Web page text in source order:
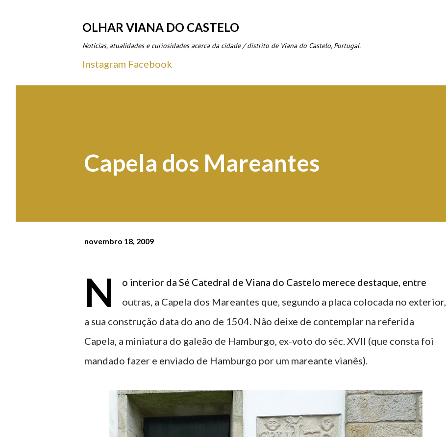
OLHAR VIANA DO CASTELO
Notícias, atualidades e curiosidades acerca da cidade / distrito de Viana do Castelo, Portugal.
Instagram Facebook
Capela dos Mareantes
novembro 18, 2009
N
o interior da Sé Catedral de Viana do Castelo merece destaque, entre
outras, a Capela dos Mareantes que, segundo a placa colocada no exterior,
a sua construção data do ano de 1504. Não deixe de contemplar na referida
Capela, a miniatura do galeão de Hamburgo, ex-voto do séc. XVII (que consta foi
mandado fazer e enviado de Hamburgo por um mareante vianês).